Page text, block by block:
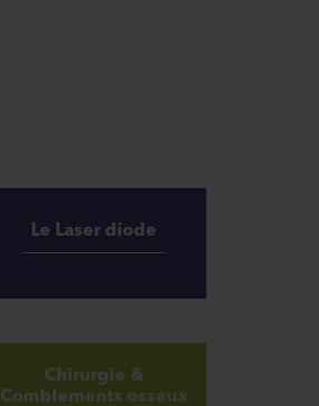
Le Laser diode
Chirurgie &
Comblements osseux